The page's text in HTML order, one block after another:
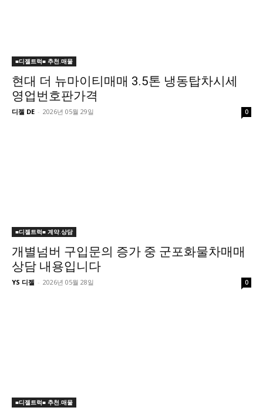
■디젤트럭■ 추천.매물
현대 더 뉴마이티매매 3.5톤 냉동탑차시세
영업번호판가격
디젤 DE - 2026년 05월 29일 0
■디젤트럭■ 계약.상담
개별넘버 구입문의 증가 중 군포화물차매매
상담 내용입니다
YS 디젤 - 2026년 05월 28일 0
■디젤트럭■ 추천.매물